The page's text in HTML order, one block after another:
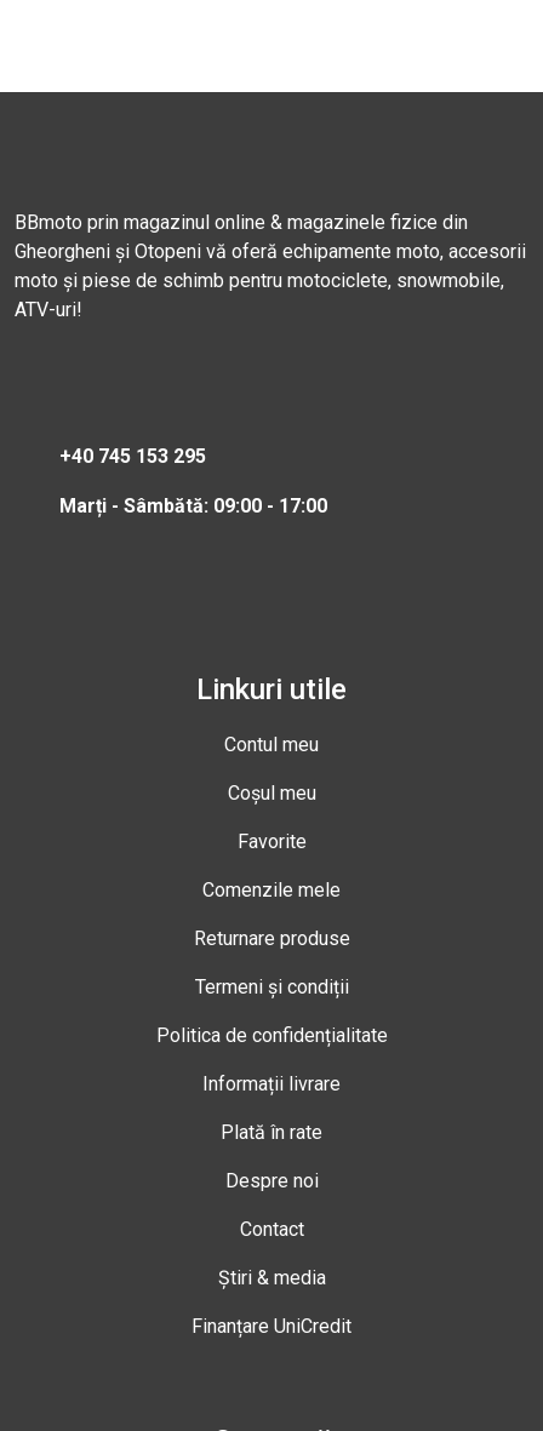
BBmoto prin magazinul online & magazinele fizice din
Gheorgheni și Otopeni vă oferă echipamente moto, accesorii
moto și piese de schimb pentru motociclete, snowmobile,
ATV-uri!
+40 745 153 295
Marți - Sâmbătă: 09:00 - 17:00
Linkuri utile
Contul meu
Coșul meu
Favorite
Comenzile mele
Returnare produse
Termeni și condiții
Politica de confidențialitate
Informații livrare
Plată în rate
Despre noi
Contact
Știri & media
Finanțare UniCredit